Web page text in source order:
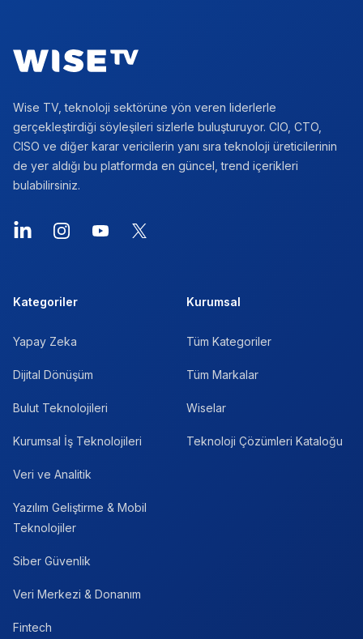
Wise TV, teknoloji sektörüne yön veren liderlerle
gerçekleştirdiği söyleşileri sizlerle buluşturuyor. CIO, CTO,
CISO ve diğer karar vericilerin yanı sıra teknoloji üreticilerinin
de yer aldığı bu platformda en güncel, trend içerikleri
bulabilirsiniz.
Kategoriler
Yapay Zeka
Dijital Dönüşüm
Bulut Teknolojileri
Kurumsal İş Teknolojileri
Veri ve Analitik
Yazılım Geliştirme & Mobil
Teknolojiler
Siber Güvenlik
Veri Merkezi & Donanım
Fintech
Kurumsal
Tüm Kategoriler
Tüm Markalar
Wiselar
Teknoloji Çözümleri Kataloğu